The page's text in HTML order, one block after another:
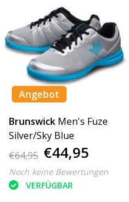
Angebot
Brunswick Men's Fuze
Silver/Sky Blue
€64,95 €44,95
Noch keine Bewertungen
VERFÜGBAR